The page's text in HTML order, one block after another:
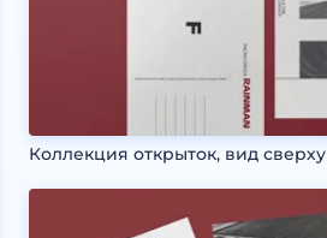
Коллекция открыток, вид сверху